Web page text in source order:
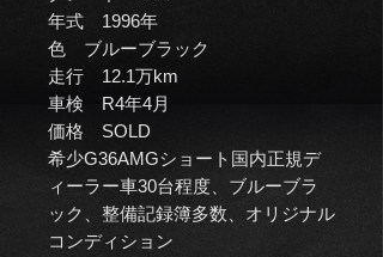
年式 1996年
色 ブルーブラック
走行 12.1万km
車検 R4年4月
価格 SOLD
希少G36AMGショート国内正規デ
ィーラー車30台程度、ブルーブラ
ック、整備記録簿多数、オリジナル
コンディション